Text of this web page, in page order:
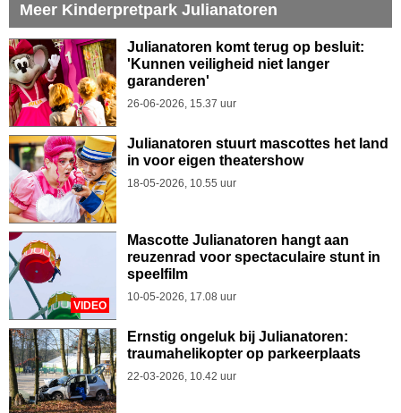
Meer Kinderpretpark Julianatoren
Julianatoren komt terug op besluit:
'Kunnen veiligheid niet langer
garanderen'
26-06-2026, 15.37 uur
Julianatoren stuurt mascottes het land
in voor eigen theatershow
18-05-2026, 10.55 uur
VIDEO
Mascotte Julianatoren hangt aan
reuzenrad voor spectaculaire stunt in
speelfilm
10-05-2026, 17.08 uur
Ernstig ongeluk bij Julianatoren:
traumahelikopter op parkeerplaats
22-03-2026, 10.42 uur